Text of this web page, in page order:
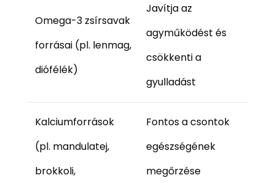
Omega-3 zsírsavak
forrásai (pl. lenmag,
diófélék)
Javítja az
agyműködést és
csökkenti a
gyulladást
Kalciumforrások
(pl. mandulatej,
brokkoli,
Fontos a csontok
egészségének
megőrzése